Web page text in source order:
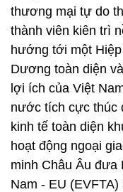
thương mại tự do
thành viên kiên trì
hướng tới một
Dương toàn diện
lợi ích của Việt
nước tích cực thúc
kinh tế toàn diện
hoạt động ngoại
minh Châu Âu
Nam - EU